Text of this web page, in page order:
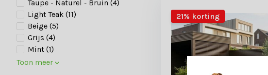
Taupe - Naturel - Bruin (4)
Light Teak (11)
Beige (5)
Grijs (4)
Mint (1)
Toon meer
21% korting